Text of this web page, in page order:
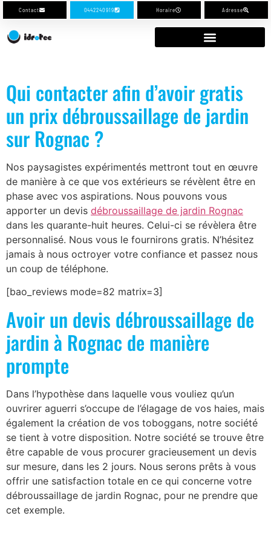
Contact 0442240919 Horaire Adresse
Qui contacter afin d’avoir gratis
un prix débroussaillage de jardin
sur Rognac ?
Nos paysagistes expérimentés mettront tout en œuvre
de manière à ce que vos extérieurs se révèlent être en
phase avec vos aspirations. Nous pouvons vous
apporter un devis débroussaillage de jardin Rognac
dans les quarante-huit heures. Celui-ci se révèlera être
personnalisé. Nous vous le fournirons gratis. N’hésitez
jamais à nous octroyer votre confiance et passez nous
un coup de téléphone.
[bao_reviews mode=82 matrix=3]
Avoir un devis débroussaillage de
jardin à Rognac de manière
prompte
Dans l’hypothèse dans laquelle vous vouliez qu’un
ouvrirer aguerri s’occupe de l’élagage de vos haies, mais
également la création de vos toboggans, notre société
se tient à votre disposition. Notre société se trouve être
être capable de vous procurer gracieusement un devis
sur mesure, dans les 2 jours. Nous serons prêts à vous
offrir une satisfaction totale en ce qui concerne votre
débroussaillage de jardin Rognac, pour ne prendre que
cet exemple.